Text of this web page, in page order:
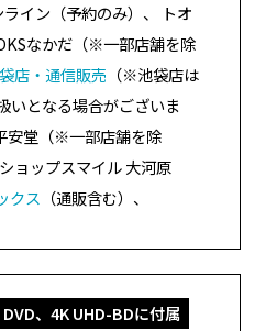
ライン（予約のみ）、 トオ
なかだ（※一部店舗を除
店・通信販売 （※池袋店は
いとなる場合がございま
安堂（※一部店舗を除
ョップスマイル 大河原
クス （通販含む）、
、4K UHD-BDに付属